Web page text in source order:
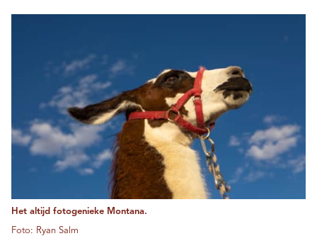
Het altijd fotogenieke Montana.
Foto: Ryan Salm